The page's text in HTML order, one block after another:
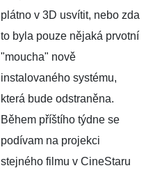
plátno v 3D usvítit, nebo zda
to byla pouze nějaká prvotní
"moucha" nově
instalovaného systému,
která bude odstraněna.
Během příštího týdne se
podívam na projekci
stejného filmu v CineStaru